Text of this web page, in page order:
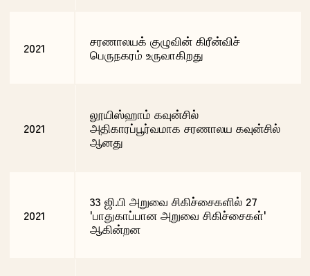
2021
சரணாலயக் குழுவின் கிரீன்விச்
பெருநகரம் உருவாகிறது
2021
லூயிஸ்ஹாம் கவுன்சில்
அதிகாரப்பூர்வமாக சரணாலய கவுன்சில்
ஆனது
2021
33 ஜி.பி அறுவை சிகிச்சைகளில் 27
'பாதுகாப்பான அறுவை சிகிச்சைகள்'
ஆகின்றன